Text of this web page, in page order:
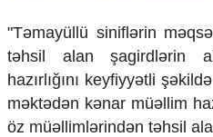
Foto
Video
İnfoqrafika
Podcast
Humanitar
"Təmayüllü siniflərin
təhsil alan şagirdlərin
hazırlığını keyfiyyətli
məktədən kənar müəllim
öz müəllimlərindən təhsil